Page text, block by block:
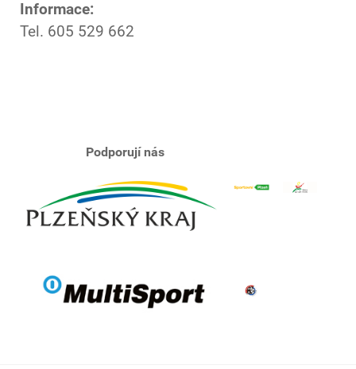
Informace:
Tel. 605 529 662
Podporují nás